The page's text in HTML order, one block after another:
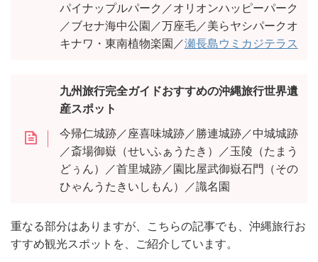
パイナップルパーク／オリオンハッピーパーク
／ブセナ海中公園／万座毛／美らヤシパークオ
キナワ・東南植物楽園／瀬長島ウミカジテラス
九州旅行完全ガイドおすすめの沖縄旅行世界遺
産スポット
今帰仁城跡／座喜味城跡／勝連城跡／中城城跡
／斎場御嶽（せいふぁうたき）／玉陵（たまう
どぅん）／首里城跡／園比屋武御嶽石門（その
ひゃんうたきいしもん）／識名園
重なる部分はありますが、こちらの記事でも、沖縄旅行お
すすめ観光スポットを、ご紹介しています。